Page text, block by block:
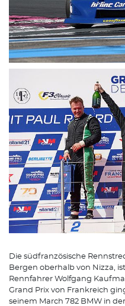
Die südfranzösische
Bergen oberhalb von Nizza,
Rennfahrer Wolfgang
Grand Prix von Frankreich
seinem March 782 BMW in